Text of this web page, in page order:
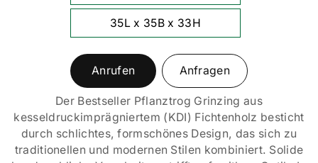
35L x 35B x 33H
Anrufen Anfragen
Der Bestseller Pflanztrog Grinzing aus
kesseldruckimprägniertem (KDI) Fichtenholz besticht
durch schlichtes, formschönes Design, das sich zu
traditionellen und modernen Stilen kombiniert. Solide